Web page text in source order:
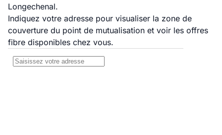
Longechenal.
Indiquez votre adresse pour visualiser la zone de
couverture du point de mutualisation et voir les offres
fibre disponibles chez vous.